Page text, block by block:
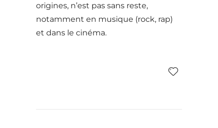
origines, n’est pas sans reste,
notamment en musique (rock, rap)
et dans le cinéma.